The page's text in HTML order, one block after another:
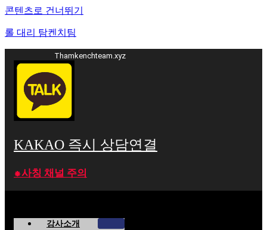
콘텐츠로 건너뛰기
롤 대리 탐켄치팀
Thamkenchteam.xyz
KAKAO 즉시 상담연결
⁕사칭 채널 주의
강사소개